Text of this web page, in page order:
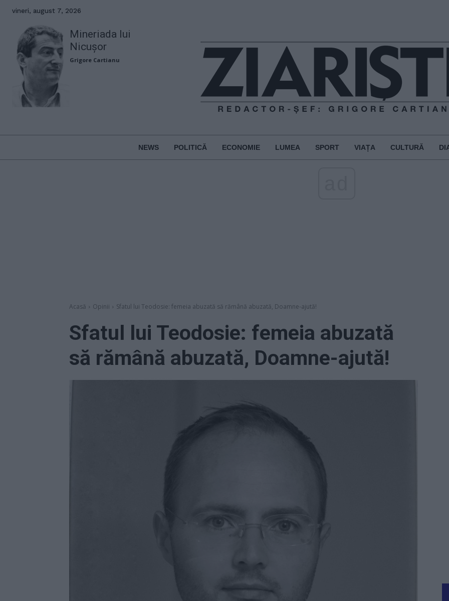
vineri, august 7, 2026
Mineriada lui
Nicușor
Grigore Cartianu
NEWS POLITICĂ ECONOMIE LUMEA SPORT VIAȚA CULTURĂ
Acasă Opinii Sfatul lui Teodosie: femeia abuzată să rămână abuzată, Doamne-ajută!
Sfatul lui Teodosie: femeia abuzată
să rămână abuzată, Doamne-ajută!